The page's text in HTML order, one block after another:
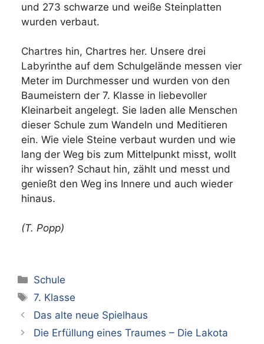
und 273 schwarze und weiße Steinplatten
wurden verbaut.
Chartres hin, Chartres her. Unsere drei
Labyrinthe auf dem Schulgelände messen vier
Meter im Durchmesser und wurden von den
Baumeistern der 7. Klasse in liebevoller
Kleinarbeit angelegt. Sie laden alle Menschen
dieser Schule zum Wandeln und Meditieren
ein. Wie viele Steine verbaut wurden und wie
lang der Weg bis zum Mittelpunkt misst, wollt
ihr wissen? Schaut hin, zählt und messt und
genießt den Weg ins Innere und auch wieder
hinaus.
(T. Popp)
Kategorien
Schule
Schlagwörter
7. Klasse
Das alte neue Spielhaus
Die Erfüllung eines Traumes – Die Lakota